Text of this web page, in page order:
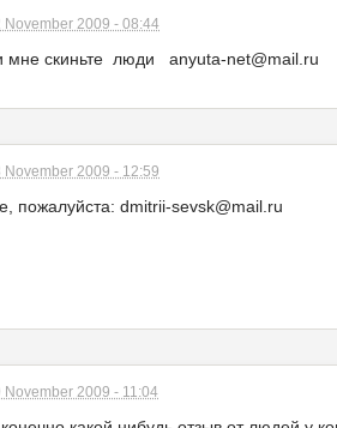
November 2009 - 08:44
мне скиньте люди anyuta-net@mail.ru
November 2009 - 12:59
пожалуйста: dmitrii-sevsk@mail.ru
November 2009 - 11:04